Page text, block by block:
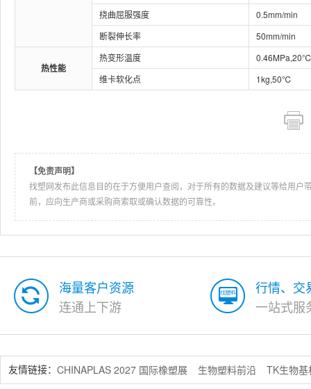
挠曲屈服强度
0.5mm/min
断裂伸长率
50mm/min
热性能
热变形温度
维卡软化点
1kg,50℃
【免责声明】
找塑网发布此信息目的在于方便用户查阅，对于所有的数据及建议等给用
前，应向生产商或采购商索取或确认数据的可靠性。
海量客户资源
连通上下游
行情、交
一站式服
友情链接： CHINAPLAS 2027 国际橡塑展 生物塑料前沿 TK生物